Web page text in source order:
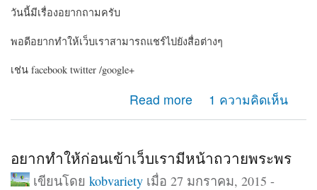
วันนี้มีเรื่องอยากถามครับ
พอดีอยากทำให้เว็บเราสามารถแชร์ไปยังสื่อต่างๆ
เช่น facebook twitter /google+
Read more
about อยากให้เว็บเรามีปุ่มแชร์ไปยัง social1 ความคิดเห็น
อยากทำให้ก่อนเข้าเว็บเรามีหน้าถวายพระพร
เขียนโดย kobvarietyเมื่อ 27 มกราคม, 2015 -